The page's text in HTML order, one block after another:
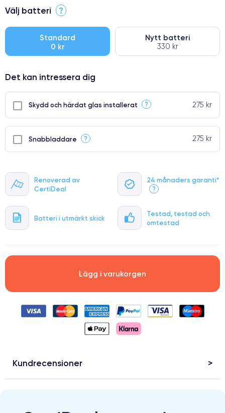
Renoverad av
CertiDeal
24 månaders garanti*
?
Batteri i utmärkt skick
Testad, testad och
omtestad
⭐ Premium
● Oklanderlig kvalitetsskärm
● Endast 5% av våra telefoner har premiumklassning
Välj batteri ?
Standard
0 kr
Nytt batteri
330 kr
Det kan intressera dig
Skydd och härdat glas installerat ? 275 kr
Snabbladdare ? 275 kr
Lägg i varukorgen
Kundrecensioner